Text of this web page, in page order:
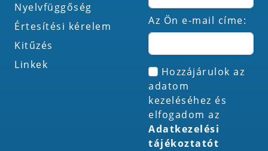
Nyelvfüggőség
Értesítési kérelem
Kitűzés
Linkek
Az Ön e-mail címe:
Hozzájárulok az
adatom
kezeléséhez és
elfogadom az
Adatkezelési
tájékoztatót